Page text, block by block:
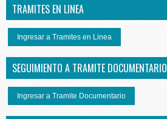
TRAMITES EN LINEA
Ingresar a Tramites en Linea
SEGUIMIENTO A TRAMITE DOCUMENTARIO
Ingresar a Tramite Documentario